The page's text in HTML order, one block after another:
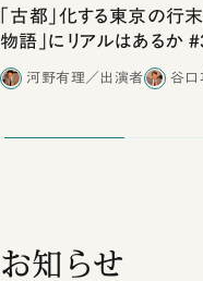
「古都」化する東京の
物語」にリアルはあるか
河野有理／出演者 谷口
お知らせ